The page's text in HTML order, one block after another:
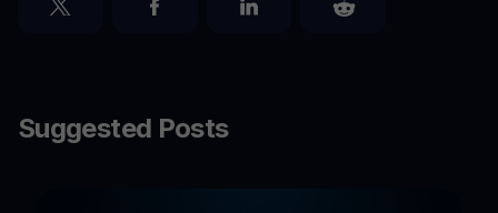
Suggested Posts